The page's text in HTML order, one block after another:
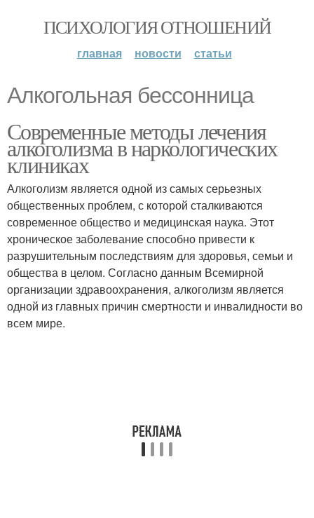
ПСИХОЛОГИЯ ОТНОШЕНИЙ
главная новости статьи
Алкогольная бессонница
Современные методы лечения
алкоголизма в наркологических
клиниках
Алкоголизм является одной из самых серьезных
общественных проблем, с которой сталкиваются
современное общество и медицинская наука. Этот
хроническое заболевание способно привести к
разрушительным последствиям для здоровья, семьи и
общества в целом. Согласно данным Всемирной
организации здравоохранения, алкоголизм является
одной из главных причин смертности и инвалидности во
всем мире.